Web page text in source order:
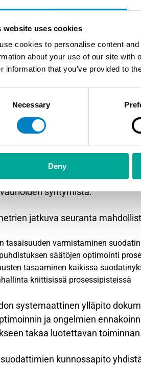
website uses cookies
cookies to personalise content
about your use of our site with
information that you’ve provided to
Necessary
Deny
analysointi yhdistettynä
kertovat kehittyvistä
ohjelma ehkäisee
määrätyin väliajoin ja
perustuvat
ennakoiva valvonta
kulumiseen.
syntymistä.
jatkuva seuranta
tasaisuuden varmistaminen
säätöjen optimointi
tasaaminen kaikissa
kriittisissä prosessipisteissä
systemaattinen ylläpito
ja ongelmien
takaa luotettavan
kunnossapito